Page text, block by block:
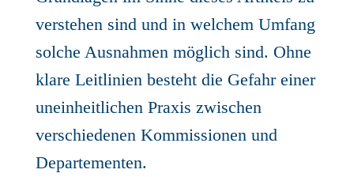
verstehen sind und in welchem Umfang
solche Ausnahmen möglich sind. Ohne
klare Leitlinien besteht die Gefahr einer
uneinheitlichen Praxis zwischen
verschiedenen Kommissionen und
Departementen.